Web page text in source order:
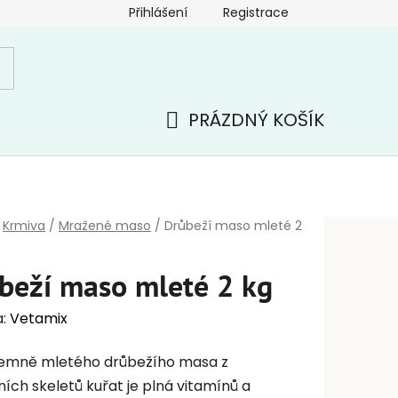
Přihlášení Registrace
PRÁZDNÝ KOŠÍK
Krmiva / Mražené maso / Drůbeží maso mleté 2
maso mleté 2 kg
Vetamix
mletého drůbežího masa z
skeletů kuřat je plná vitamínů a